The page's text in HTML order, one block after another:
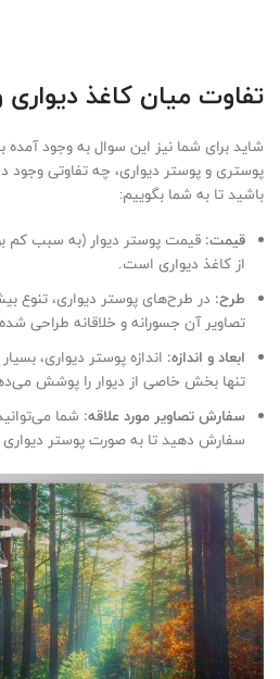
تفاوت میان کاغذ
شاید برای شما نیز این سوال به وجود آمده
پوستری و پوستر دیواری، چه تفاوتی وجود
باشید تا به شما بگوییم:
قیمت: قیمت پوستر دیوار (به سبب کم
از کاغذ دیواری است.
طرح: در طرح‌های پوستر دیواری، تنوع
تصاویر آن جسورانه و خلاقانه طراحی
ابعاد و اندازه: اندازه پوستر دیواری،
تنها بخش خاصی از دیوار را پوشش
سفارش تصاویر مورد علاقه: شما
سفارش دهید تا به صورت پوستر